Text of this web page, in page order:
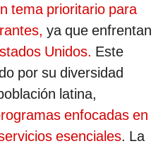
tema prioritario para
ya que enfrentan
Unidos. Este
por su diversidad
latina,
enfocadas en
esenciales. La